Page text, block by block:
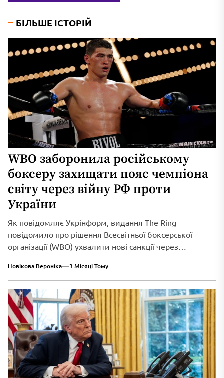
БІЛЬШЕ ІСТОРІЙ
WBO заборонила російському
боксеру захищати пояс чемпіона
світу через війну РФ проти
України
Як повідомляє Укрінформ, видання The Ring
повідомило про рішення Всесвітньої боксерської
організації (WBO) ухвалити нові санкції через
Новікова Вероніка 3 Місяці Тому